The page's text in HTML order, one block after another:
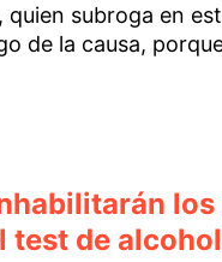
subroga en
de la causa,
test de